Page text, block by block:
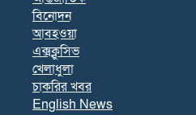
বিনোদন
আবহওয়া
এক্সক্লুসিভ
খেলাধুলা
চাকরির খবর
English News